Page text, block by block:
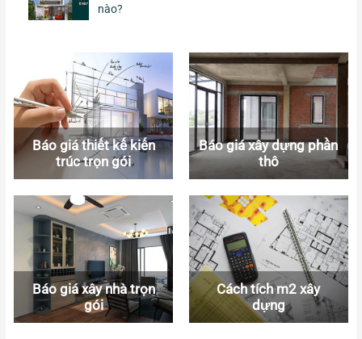
nào?
Báo giá thiết kế kiến
trúc trọn gói
Báo giá xây dựng phần
thô
Báo giá xây nhà trọn
gói
Cách tích m2 xây
dựng